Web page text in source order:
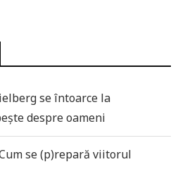
se întoarce la
despre oameni
se (p)repară viitorul